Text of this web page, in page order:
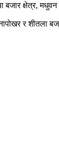
बजार क्षेत्र,
र शीतला